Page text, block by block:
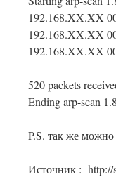
192.168.XX.XX
192.168.XX.XX
192.168.XX.XX
520 packets
Ending arp-scan
P.S. так же
Источник : http://